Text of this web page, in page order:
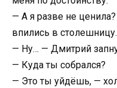
— А я разве не
впились в столешницу.
— Ну… — Дмитрий
— Куда ты собрался?
— Это ты уйдёшь, —